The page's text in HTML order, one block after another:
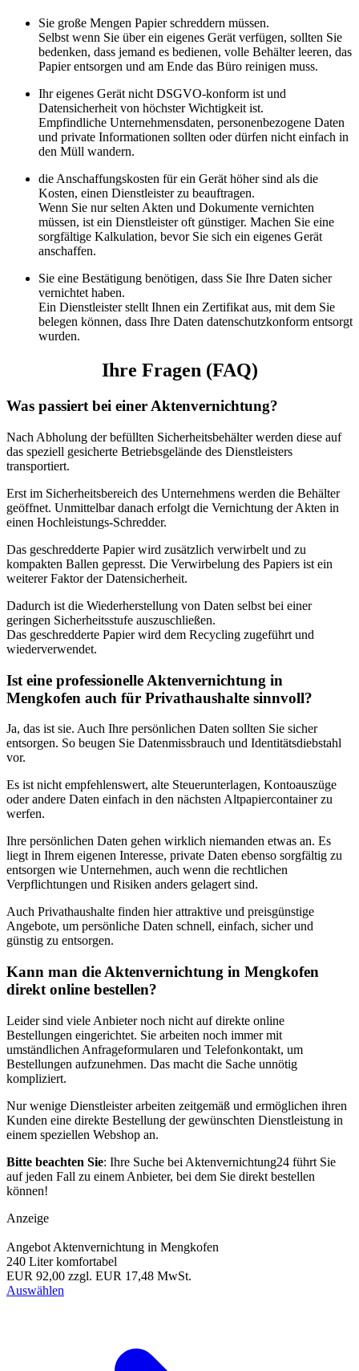
Sie große Mengen Papier schreddern müssen.
Selbst wenn Sie über ein eigenes Gerät verfügen, sollten Sie
bedenken, dass jemand es bedienen, volle Behälter leeren, das
Papier entsorgen und am Ende das Büro reinigen muss.
Ihr eigenes Gerät nicht DSGVO-konform ist und
Datensicherheit von höchster Wichtigkeit ist.
Empfindliche Unternehmensdaten, personenbezogene Daten
und private Informationen sollten oder dürfen nicht einfach in
den Müll wandern.
die Anschaffungskosten für ein Gerät höher sind als die
Kosten, einen Dienstleister zu beauftragen.
Wenn Sie nur selten Akten und Dokumente vernichten
müssen, ist ein Dienstleister oft günstiger. Machen Sie eine
sorgfältige Kalkulation, bevor Sie sich ein eigenes Gerät
anschaffen.
Sie eine Bestätigung benötigen, dass Sie Ihre Daten sicher
vernichtet haben.
Ein Dienstleister stellt Ihnen ein Zertifikat aus, mit dem Sie
belegen können, dass Ihre Daten datenschutzkonform entsorgt
wurden.
Ihre Fragen (FAQ)
Was passiert bei einer Aktenvernichtung?
Nach Abholung der befüllten Sicherheitsbehälter werden diese auf
das speziell gesicherte Betriebsgelände des Dienstleisters
transportiert.
Erst im Sicherheitsbereich des Unternehmens werden die Behälter
geöffnet. Unmittelbar danach erfolgt die Vernichtung der Akten in
einen Hochleistungs-Schredder.
Das geschredderte Papier wird zusätzlich verwirbelt und zu
kompakten Ballen gepresst. Die Verwirbelung des Papiers ist ein
weiterer Faktor der Datensicherheit.
Dadurch ist die Wiederherstellung von Daten selbst bei einer
geringen Sicherheitsstufe auszuschließen.
Das geschredderte Papier wird dem Recycling zugeführt und
wiederverwendet.
Ist eine professionelle Aktenvernichtung in
Mengkofen auch für Privathaushalte sinnvoll?
Ja, das ist sie. Auch Ihre persönlichen Daten sollten Sie sicher
entsorgen. So beugen Sie Datenmissbrauch und Identitätsdiebstahl
vor.
Es ist nicht empfehlenswert, alte Steuerunterlagen, Kontoauszüge
oder andere Daten einfach in den nächsten Altpapiercontainer zu
werfen.
Ihre persönlichen Daten gehen wirklich niemanden etwas an. Es
liegt in Ihrem eigenen Interesse, private Daten ebenso sorgfältig zu
entsorgen wie Unternehmen, auch wenn die rechtlichen
Verpflichtungen und Risiken anders gelagert sind.
Auch Privathaushalte finden hier attraktive und preisgünstige
Angebote, um persönliche Daten schnell, einfach, sicher und
günstig zu entsorgen.
Kann man die Aktenvernichtung in Mengkofen
direkt online bestellen?
Leider sind viele Anbieter noch nicht auf direkte online
Bestellungen eingerichtet. Sie arbeiten noch immer mit
umständlichen Anfrageformularen und Telefonkontakt, um
Bestellungen aufzunehmen. Das macht die Sache unnötig
kompliziert.
Nur wenige Dienstleister arbeiten zeitgemäß und ermöglichen ihren
Kunden eine direkte Bestellung der gewünschten Dienstleistung in
einem speziellen Webshop an.
Bitte beachten Sie: Ihre Suche bei Aktenvernichtung24 führt Sie
auf jeden Fall zu einem Anbieter, bei dem Sie direkt bestellen
können!
Anzeige
Angebot Aktenvernichtung in Mengkofen
240 Liter komfortabel
EUR 92,00 zzgl. EUR 17,48 MwSt.
Auswählen